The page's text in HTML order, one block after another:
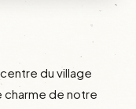
du village
charme de notre